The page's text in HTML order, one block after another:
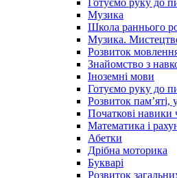
Готуємо руку до
Музика
Школа раннього
Музика.
Розвиток
Знайомство з
Іноземні мови
Готуємо руку до
Розвиток пам’яті,
Початкові навики
Математика і
Абетки
Дрібна моторика
Букварі
Розвиток